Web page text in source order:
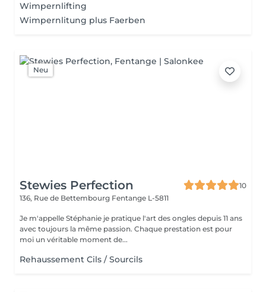
Wimpernlifting
Wimpernlitung plus Faerben
Neu
Stewies Perfection
10
136, Rue de Bettembourg Fentange L-5811
Je m'appelle Stéphanie je pratique l'art des ongles depuis 11 ans
avec toujours la même passion. Chaque prestation est pour
moi un véritable moment de...
Rehaussement Cils / Sourcils